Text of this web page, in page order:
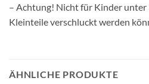
– Achtung! Nicht für Kinder unter
Kleinteile verschluckt werden
ÄHNLICHE PRODUKTE